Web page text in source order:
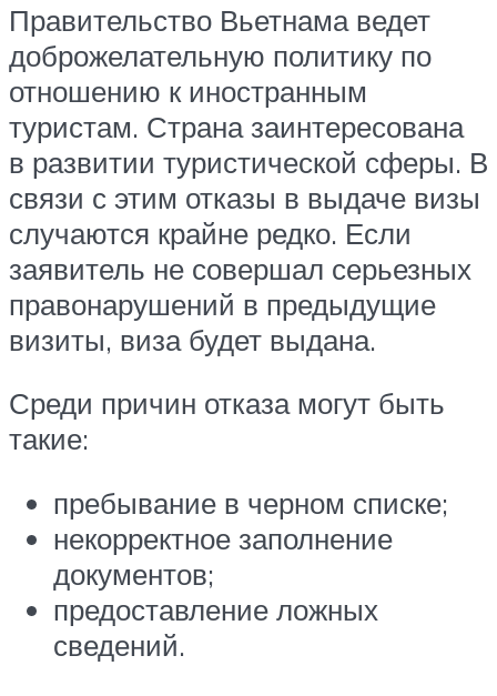
Правительство Вьетнама ведет
доброжелательную политику по
отношению к иностранным
туристам. Страна заинтересована
в развитии туристической сферы. В
связи с этим отказы в выдаче визы
случаются крайне редко. Если
заявитель не совершал серьезных
правонарушений в предыдущие
визиты, виза будет выдана.
Среди причин отказа могут быть
такие:
пребывание в черном списке;
некорректное заполнение
документов;
предоставление ложных
сведений.